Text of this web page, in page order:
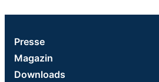
Presse
Magazin
Downloads